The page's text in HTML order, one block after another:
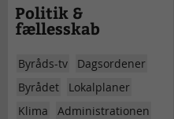
Politik &
fællesskab
Byråds-tv
Dagsordener
Byrådet
Lokalplaner
Klima
Administrationen